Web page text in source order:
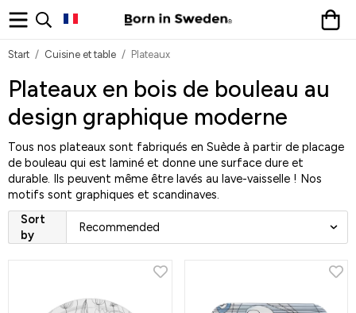
Start / Cuisine et table / Plateaux
Plateaux en bois de bouleau au
design graphique moderne
Tous nos plateaux sont fabriqués en Suède à partir de placage
de bouleau qui est laminé et donne une surface dure et
durable. Ils peuvent même être lavés au lave-vaisselle ! Nos
motifs sont graphiques et scandinaves.
Sort
by